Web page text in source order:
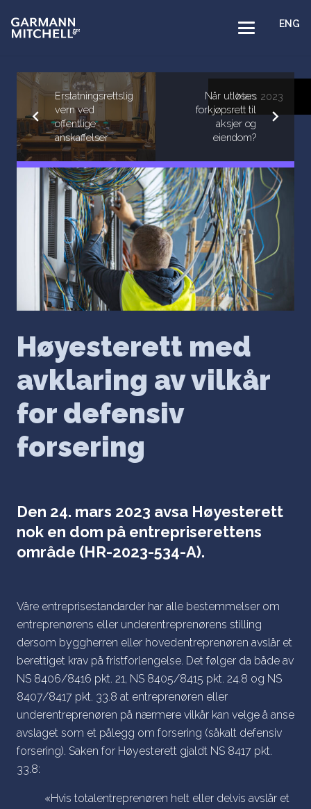
ENG
Erstatningsrettslig
vern ved
offentlige
anskaffelser
Når utløses
forkjøpsrett til
aksjer og
eiendom?
Mars 2023
Høyesterett med
avklaring av vilkår
for defensiv
forsering
Den 24. mars 2023 avsa Høyesterett
nok en dom på entrepriserettens
område (HR-2023-534-A).
Våre entreprisestandarder har alle bestemmelser om
entreprenørens eller underentreprenørens stilling
dersom byggherren eller hovedentreprenøren avslår et
berettiget krav på fristforlengelse. Det følger da både av
NS 8406/8416 pkt. 21, NS 8405/8415 pkt. 24.8 og NS
8407/8417 pkt. 33.8 at entreprenøren eller
underentreprenøren på nærmere vilkår kan velge å anse
avslaget som et pålegg om forsering (såkalt defensiv
forsering). Saken for Høyesterett gjaldt NS 8417 pkt.
33.8:
«Hvis totalentreprenøren helt eller delvis avslår et